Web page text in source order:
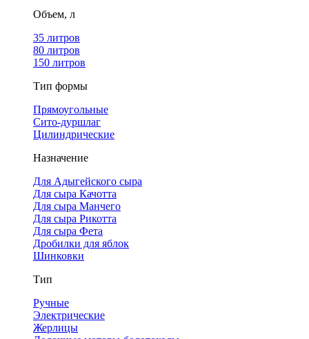
Объем, л
35 литров
80 литров
150 литров
Тип формы
Прямоугольные
Сито-дуршлаг
Цилиндрические
Назначение
Для Адыгейского сыра
Для сыра Качотта
Для сыра Манчего
Для сыра Рикотта
Для сыра Фета
Дробилки для яблок
Шинковки
Тип
Ручные
Электрические
Жерлицы